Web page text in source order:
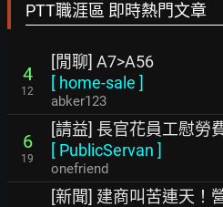
PTT職涯區 即時熱門文章
4
12
[閒聊] A7>A56
[ home-sale ]
abker123
6
19
[請益] 長官花員工慰勞
[ PublicServan ]
onefriend
[新聞] 建商叫苦連天！